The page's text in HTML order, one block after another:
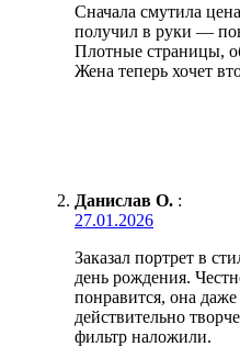
Сначала смутила
получил в руки —
Плотные страницы,
Жена теперь хочет
Данислав О. :
27.01.2026
Заказал портрет в
день рождения.
понравится, она даже
действительно
фильтр наложили.